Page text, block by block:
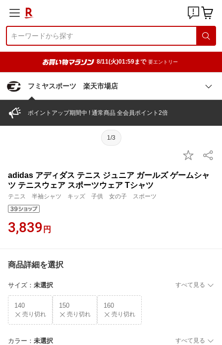
8/11(火)01:59まで 要エントリー
フミヤスポーツ 楽天市場店
ポイントアップ期間中 ! 通常商品 全会員ポイント2倍
1/3
adidas アディダス テニス ジュニア ガールズ ゲームシャ
ツ テニスウェア スポーツウェア Tシャツ
テニス 半袖シャツ キッズ 子供 女の子 スポーツ
3,839 円
商品詳細を選択
サイズ ： 未選択 すべて見る
140
売り切れ
150
売り切れ
160
売り切れ
カラー ： 未選択 すべて見る